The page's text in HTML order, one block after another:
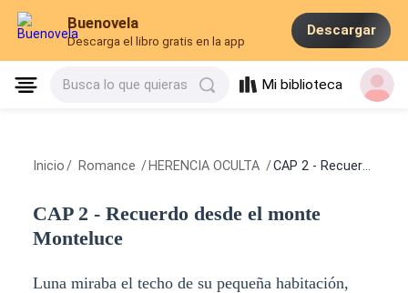
Buenovela
Descarga el libro gratis en la app
Descargar
Busca lo que quieras Mi biblioteca
Inicio / Romance / HERENCIA OCULTA /CAP 2 - Recuerdo desde el monte Monteluce
CAP 2 - Recuerdo desde el monte
Monteluce
Luna miraba el techo de su pequeña habitación,